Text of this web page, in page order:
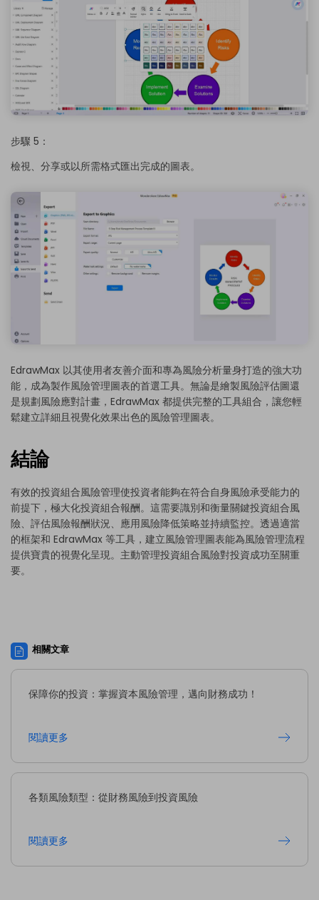
步驟 5：
檢視、分享或以所需格式匯出完成的圖表。
EdrawMax 以其使用者友善介面和專為風險分析量身打造的強大功
能，成為製作風險管理圖表的首選工具。無論是繪製風險評估圖還
是規劃風險應對計畫，EdrawMax 都提供完整的工具組合，讓您輕
鬆建立詳細且視覺化效果出色的風險管理圖表。
結論
有效的投資組合風險管理使投資者能夠在符合自身風險承受能力的
前提下，極大化投資組合報酬。這需要識別和衡量關鍵投資組合風
險、評估風險報酬狀況、應用風險降低策略並持續監控。透過適當
的框架和 EdrawMax 等工具，建立風險管理圖表能為風險管理流程
提供寶貴的視覺化呈現。主動管理投資組合風險對投資成功至關重
要。
相關文章
保障你的投資：掌握資本風險管理，邁向財務成功！
閱讀更多
各類風險類型：從財務風險到投資風險
閱讀更多